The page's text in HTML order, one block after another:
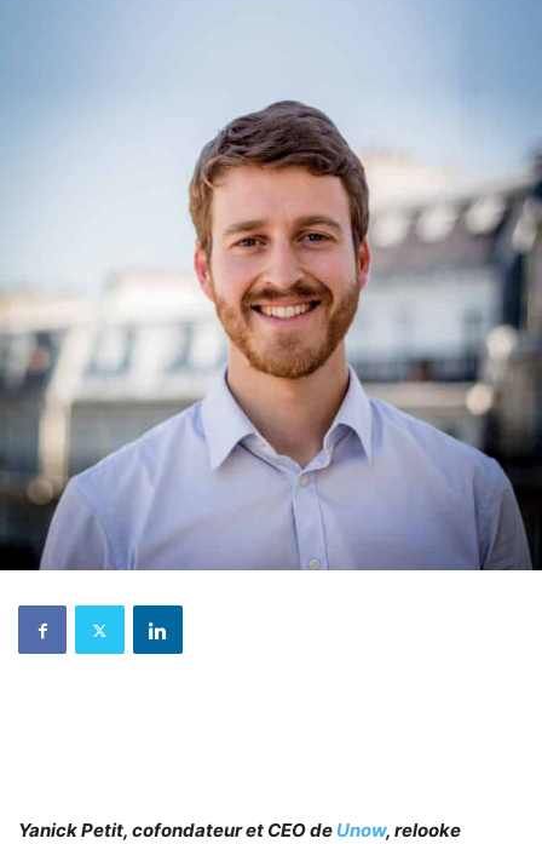
Yanick Petit, cofondateur et CEO de Unow, relooke